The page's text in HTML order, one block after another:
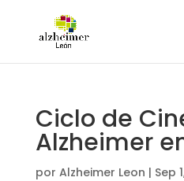
Ciclo de
Alzheimer
por Alzheimer Leon | Sep